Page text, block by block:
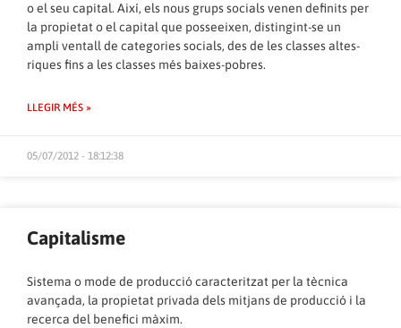
o el seu capital. Així, els nous grups socials venen definits per
la propietat o el capital que posseeixen, distingint-se un
ampli ventall de categories socials, des de les classes altes-
riques fins a les classes més baixes-pobres.
LLEGIR MÉS »
05/07/2012 - 18:12:38
Capitalisme
Sistema o mode de producció caracteritzat per la tècnica
avançada, la propietat privada dels mitjans de producció i la
recerca del benefici màxim.